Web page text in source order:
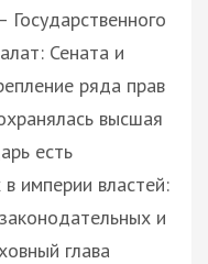
Сената и
ряда прав
высшая
есть
империи властей:
и
глава